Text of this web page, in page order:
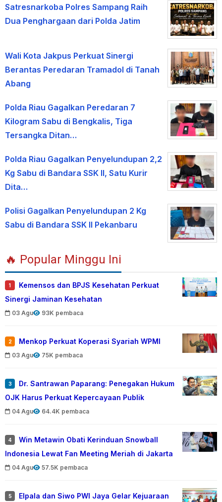
Satresnarkoba Polres Sampang Raih
Dua Penghargaan dari Polda Jatim
Wali Kota Jakpus Perkuat Sinergi
Berantas Peredaran Tramadol di Tanah
Abang
Polda Riau Gagalkan Peredaran 7
Kilogram Sabu di Bengkalis, Tiga
Tersangka Ditan…
Polda Riau Gagalkan Penyelundupan 2,2
Kg Sabu di Bandara SSK II, Satu Kurir
Dita…
Polisi Gagalkan Penyelundupan 2 Kg
Sabu di Bandara SSK II Pekanbaru
🔥 Popular Minggu Ini
1
Kemensos dan BPJS Kesehatan Perkuat
Sinergi Jaminan Kesehatan
03 Agu 93K pembaca
2 Menkop Perkuat Koperasi Syariah WPMI
03 Agu 75K pembaca
3
Dr. Santrawan Paparang: Penegakan Hukum
OJK Harus Perkuat Kepercayaan Publik
04 Agu 64.4K pembaca
4
Win Metawin Obati Kerinduan Snowball
Indonesia Lewat Fan Meeting Meriah di Jakarta
04 Agu 57.5K pembaca
5
Elpala dan Siwo PWI Jaya Gelar Kejuaraan